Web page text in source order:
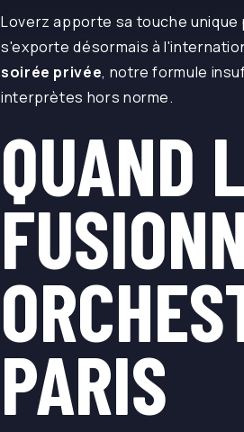
Loverz apporte sa touche
s'exporte désormais à
soirée privée, notre formule
interprètes hors norme.
QUAND
PARIS